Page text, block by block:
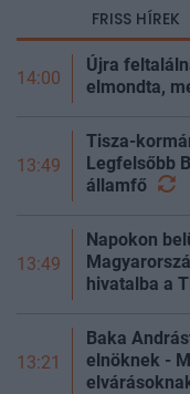
FRISS HÍREK
14:00
Újra
elmondta,
13:49
Tisza-
Legfelsőbb
államfő
13:49
Napokon
hivatalba a
13:21
Baka
elnöknek -